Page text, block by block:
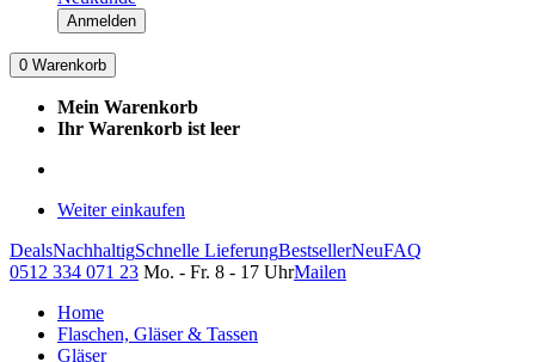
Anmelden
0 Warenkorb
Mein Warenkorb
Ihr Warenkorb ist leer
Weiter einkaufen
DealsNachhaltigSchnelle LieferungBestsellerNeuFAQ
0512 334 071 23 Mo. - Fr. 8 - 17 UhrMailen
Home
Flaschen, Gläser & Tassen
Gläser